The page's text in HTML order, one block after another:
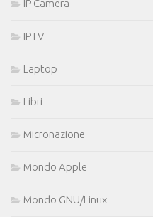
IP Camera
IPTV
Laptop
Libri
Micronazione
Mondo Apple
Mondo GNU/Linux